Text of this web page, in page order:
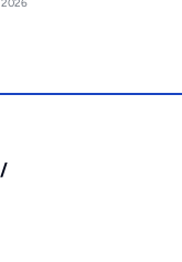
2026